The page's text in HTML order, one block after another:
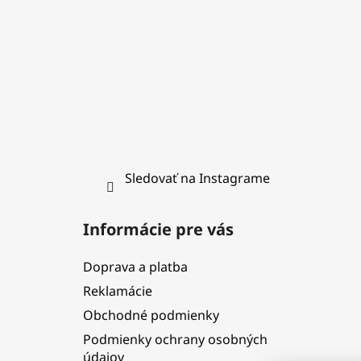
Sledovať na Instagrame
Informácie pre vás
Doprava a platba
Reklamácie
Obchodné podmienky
Podmienky ochrany osobných
údajov